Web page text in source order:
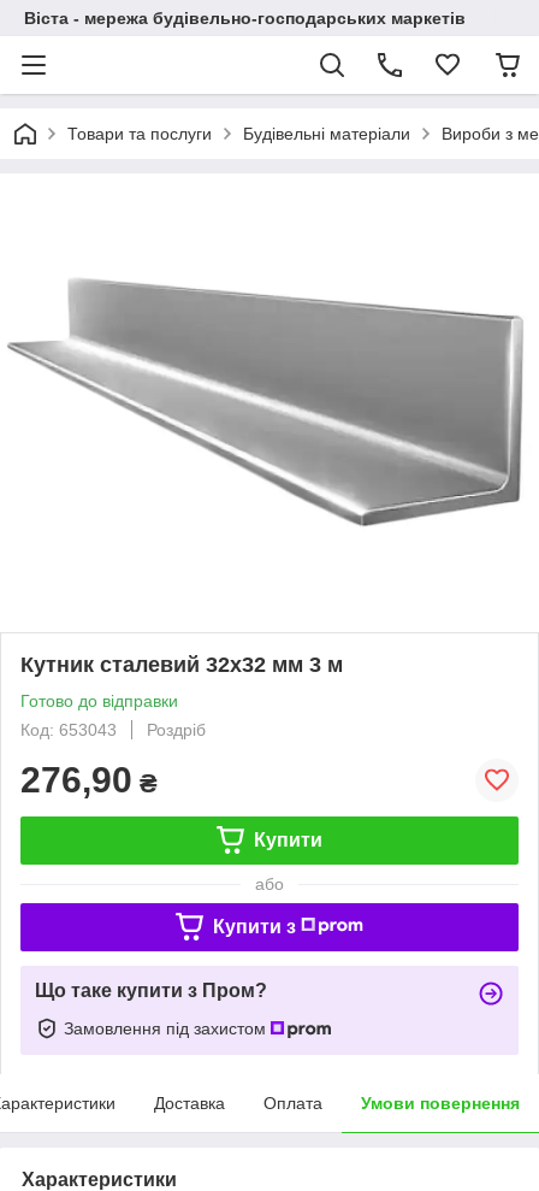
Віста - мережа будівельно-господарських маркетів
Товари та послуги Будівельні матеріали Вироби з
Кутник сталевий 32х32 мм 3 м
Готово до відправки
Код: 653043
Роздріб
276,90 ₴
Купити
або
Купити з
Що таке купити з Пром?
Замовлення під захистом
Доставка Оплата Умови повернення
Характеристики